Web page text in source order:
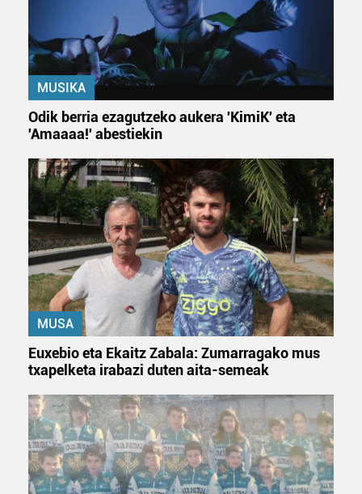
MUSIKA
Odik berria ezagutzeko aukera 'KimiK' eta
'Amaaaa!' abestiekin
MUSA
Euxebio eta Ekaitz Zabala: Zumarragako mus
txapelketa irabazi duten aita-semeak